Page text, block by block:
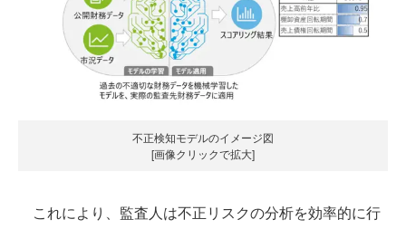
不正検知モデルのイメージ図
[画像クリックで拡大]
これにより、監査人は不正リスクの分析を効率的に行